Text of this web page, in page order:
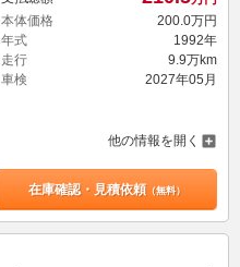
本体価格
200. 0万円
年式
1992年
走行
9.9万km
車検
2027年05月
他の情報を開く
在庫確認・見積依頼（無料）